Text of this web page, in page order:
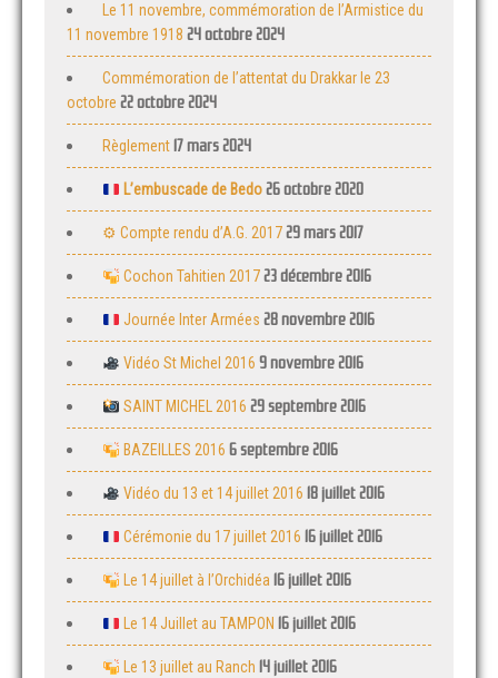
Le 11 novembre, commémoration de l’Armistice du
11 novembre 1918 24 octobre 2024
Commémoration de l’attentat du Drakkar le 23
octobre 22 octobre 2024
Règlement 17 mars 2024
L’embuscade de Bedo26 octobre 2020
⚙ Compte rendu d’A.G. 201729 mars 2017
Cochon Tahitien 201723 décembre 2016
Journée Inter Armées 28 novembre 2016
Vidéo St Michel 2016 9 novembre 2016
SAINT MICHEL 2016 29 septembre 2016
BAZEILLES 2016 6 septembre 2016
Vidéo du 13 et 14 juillet 2016 18 juillet 2016
Cérémonie du 17 juillet 2016 16 juillet 2016
Le 14 juillet à l’Orchidéa 16 juillet 2016
Le 14 Juillet au TAMPON 16 juillet 2016
Le 13 juillet au Ranch 14 juillet 2016